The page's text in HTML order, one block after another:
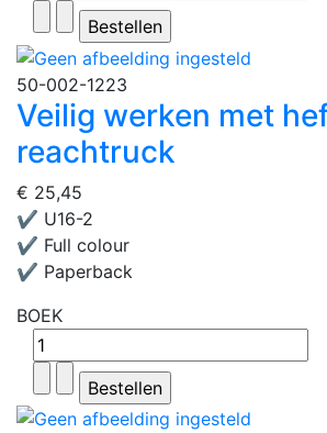
50-002-1223
Veilig werken met
reachtruck
€ 25,45
✔ U16-2
✔ Full colour
✔ Paperback
BOEK